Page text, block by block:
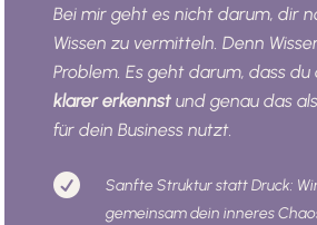
Bei mir geht es nicht darum, dir
Wissen zu vermitteln. Denn
Problem. Es geht darum, dass du
klarer erkennst und genau das
für dein Business nutzt.

Sanfte Struktur statt Druck:
gemeinsam dein inneres